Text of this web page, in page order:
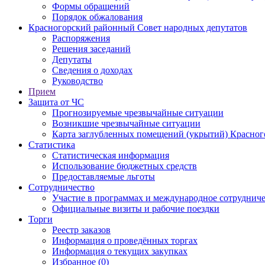
Формы обращений
Порядок обжалования
Красногорский районный Совет народных депутатов
Распоряжения
Решения заседаний
Депутаты
Сведения о доходах
Руководство
Прием
Защита от ЧС
Прогнозируемые чрезвычайные ситуации
Возникшие чрезвычайные ситуации
Карта заглубленных помещений (укрытий)
Статистика
Статистическая информация
Использование бюджетных средств
Предоставляемые льготы
Сотрудничество
Участие в программах и международное
Официальные визиты и рабочие поездки
Торги
Реестр заказов
Информация о проведённых торгах
Информация о текущих закупках
Избранное (0)